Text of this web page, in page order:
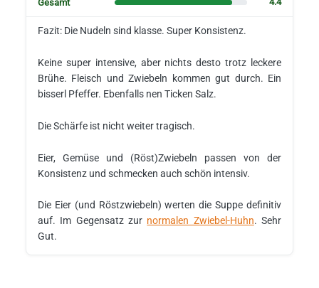
Gesamt
Fazit: Die Nudeln sind klasse. Super Konsistenz.
Keine super intensive, aber nichts desto trotz leckere
Brühe. Fleisch und Zwiebeln kommen gut durch. Ein
bisserl Pfeffer. Ebenfalls nen Ticken Salz.
Die Schärfe ist nicht weiter tragisch.
Eier, Gemüse und (Röst)Zwiebeln passen von der
Konsistenz und schmecken auch schön intensiv.
Die Eier (und Röstzwiebeln) werten die Suppe definitiv
auf. Im Gegensatz zur normalen Zwiebel-Huhn. Sehr
Gut.